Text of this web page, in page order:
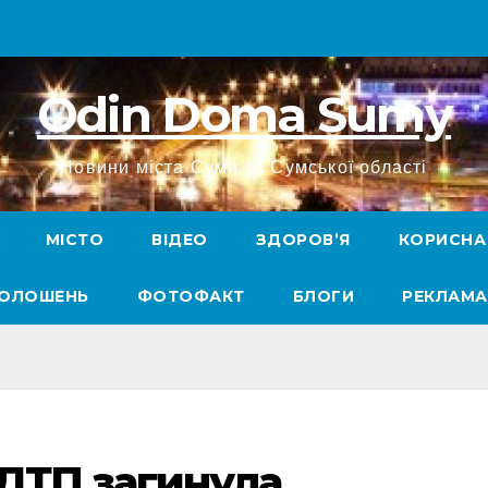
Odin Doma Sumy
Новини міста Суми та Сумської області
МІСТО ВІДЕО ЗДОРОВ’Я КОРИСНА
ФОТОФАКТ БЛОГИ РЕКЛАМА